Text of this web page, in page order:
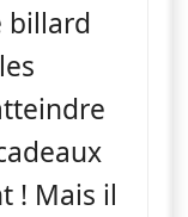
billard
! Mais il